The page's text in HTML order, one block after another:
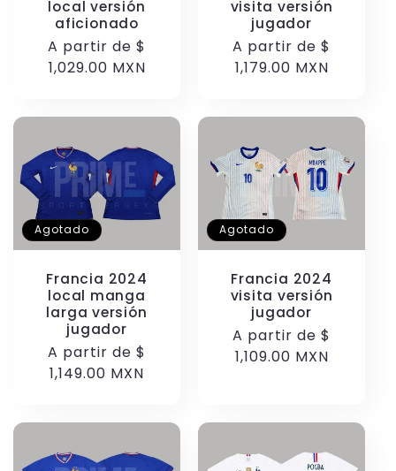
local versión
aficionado
Precio
habitual
A partir de $
1,029.00 MXN
visita versión
jugador
Precio
habitual
A partir de $
1,179.00 MXN
Agotado
Francia 2024
local manga
larga versión
jugador
Precio
habitual
A partir de $
1,149.00 MXN
Agotado
Francia 2024
visita versión
jugador
Precio
habitual
A partir de $
1,109.00 MXN